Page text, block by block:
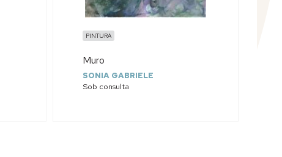
PINTURA
Muro
SONIA GABRIELE
Sob consulta